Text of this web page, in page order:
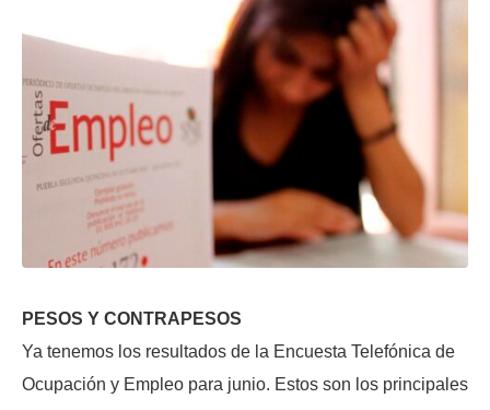
PESOS Y CONTRAPESOS
Ya tenemos los resultados de la Encuesta Telefónica de
Ocupación y Empleo para junio. Estos son los principales